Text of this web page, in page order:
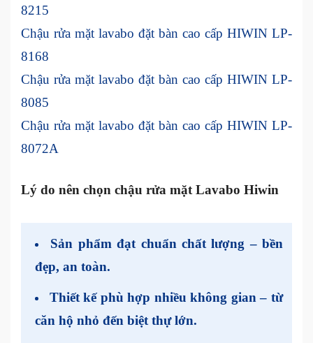
8215
Chậu rửa mặt lavabo đặt bàn cao cấp HIWIN LP-
8168
Chậu rửa mặt lavabo đặt bàn cao cấp HIWIN LP-
8085
Chậu rửa mặt lavabo đặt bàn cao cấp HIWIN LP-
8072A
Lý do nên chọn chậu rửa mặt Lavabo Hiwin
Sản phẩm đạt chuẩn chất lượng – bền
đẹp, an toàn.
Thiết kế phù hợp nhiều không gian – từ
căn hộ nhỏ đến biệt thự lớn.